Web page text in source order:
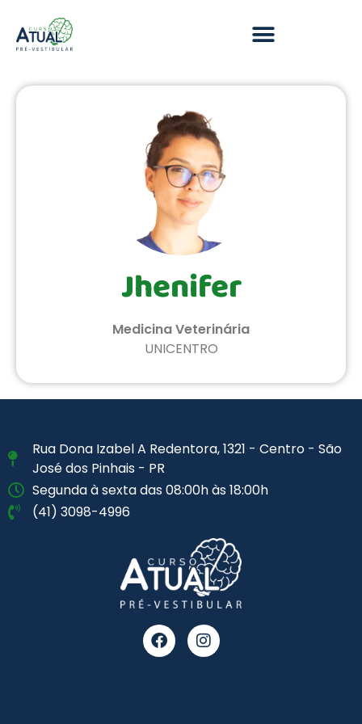
Jhenifer
Medicina Veterinária
UNICENTRO
Rua Dona Izabel A Redentora, 1321 - Centro - São
José dos Pinhais - PR
Segunda à sexta das 08:00h às 18:00h
(41) 3098-4996